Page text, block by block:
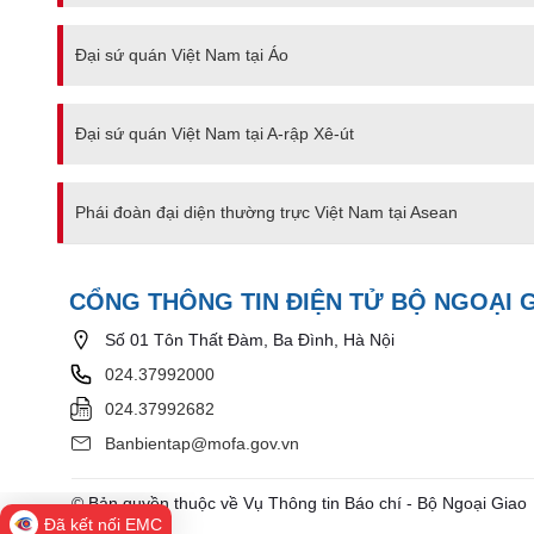
Đại sứ quán Việt Nam tại Áo
Đại sứ quán Việt Nam tại A-rập Xê-út
Phái đoàn đại diện thường trực Việt Nam tại Asean
CỔNG THÔNG TIN ĐIỆN TỬ BỘ NGOẠI
Số 01 Tôn Thất Đàm, Ba Đình, Hà Nội
024.37992000
024.37992682
Banbientap@mofa.gov.vn
© Bản quyền thuộc về Vụ Thông tin Báo chí - Bộ Ngoại Giao
Đã kết nối EMC